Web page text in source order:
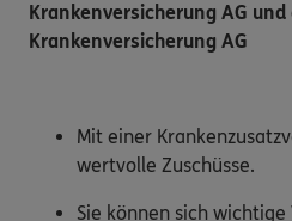
Krankenversicherung AG und
Krankenversicherung AG
Mit einer
wertvolle Zuschüsse.
Sie können sich